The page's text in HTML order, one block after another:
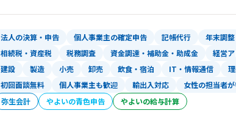
法人の決算・申告 個人事業主の確定申告 記帳代行 年末調整
相続税・資産税
税務調査 資金調達・補助金・助成金 経営
建設 製造 小売 卸売 飲食・宿泊 IT・情報通信
初回面談無料 個人事業主も歓迎 輸出入対応 女性の担当者
弥生会計 やよいの青色申告 やよいの給与計算